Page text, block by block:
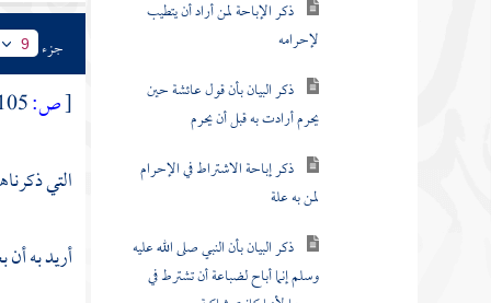
ذكر البيان بأن قول عائشة حين
يحرم أرادت به قبل أن يحرم
ذكر إباحة الاشتراط في الإحرام
لمن به علة
وسلم إنما أباح لضباعة أن تشترط في
حجها لأنها كانت شاكية
جزء 9
[ص:
التي
أريد به